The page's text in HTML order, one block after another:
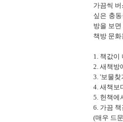
가끔씩
싶은 충
방을 보
책방 문
1. 책값이
2. 새책방
3. '보물찾
4. 새책보
5. 헌책에
6. 가끔
(매우 드